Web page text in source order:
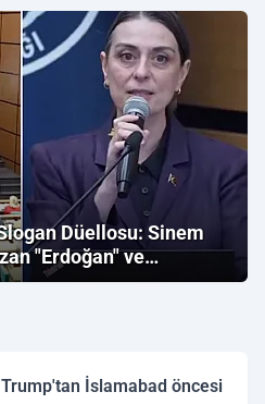
Düellosu: Sinem
"Erdoğan" ve
Trump'tan İslamabad öncesi